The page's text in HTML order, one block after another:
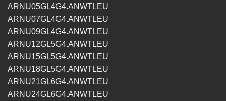
ARNU05GL4G4.ANWTLEU
ARNU07GL4G4.ANWTLEU
ARNU09GL4G4.ANWTLEU
ARNU12GL5G4.ANWTLEU
ARNU15GL5G4.ANWTLEU
ARNU18GL5G4.ANWTLEU
ARNU21GL6G4.ANWTLEU
ARNU24GL6G4.ANWTLEU